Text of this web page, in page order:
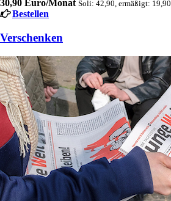
30,90 Euro/Monat Soli: 42,90, ermäßigt: 19,90
Bestellen
Verschenken